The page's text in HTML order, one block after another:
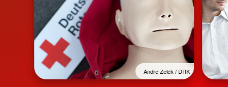
Andre Zelck / DRK